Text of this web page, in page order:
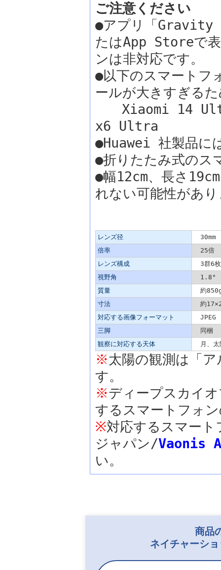
ご注意ください
●アプリ「
たはApp Storeで表
ンは非対応です。
●以下のスマートフ
ールが大きすぎる
Xiaomi 14
x6 Ultra
●Huawei 社製品に
●折りたたみ式のス
●幅12cm、長さ
れない可能性があ
レンズ径
30mm
倍率
25倍
レンズ構成
3群6枚
視野角
1.8°
質量
約
寸法
約
対応する画像フォーマット
JPEG
三脚
同梱
観察に対応する天体
月、太
※太陽の観測は「
す。
※ディープスカイ
するスマートフォ
※対応するスマー
ジャパン/Vaonis
い。
商品
ネイチャーシ